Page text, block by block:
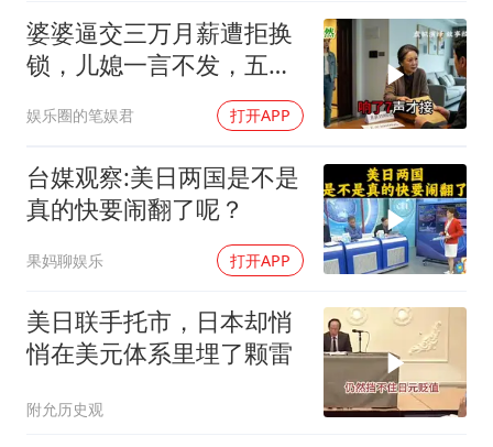
婆婆逼交三万月薪遭拒换
锁，儿媳一言不发，五天
娱乐圈的笔娱君 打开APP
台媒观察:美日两国是不是
真的快要闹翻了呢？
果妈聊娱乐 打开APP
美日联手托市，日本却悄
悄在美元体系里埋了颗雷
附允历史观